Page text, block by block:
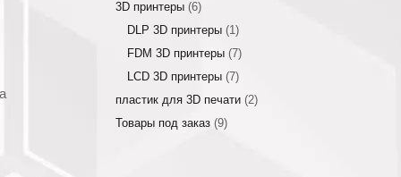
3D принтеры (6)
DLP 3D принтеры (1)
FDM 3D принтеры (7)
LCD 3D принтеры (7)
пластик для 3D печати (2)
Товары под заказ (9)